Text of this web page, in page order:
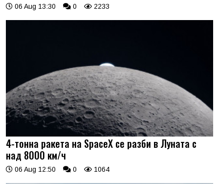
06 Aug 13:30 0 2233
4-тонна ракета на SpaceX се разби в Луната с
над 8000 км/ч
06 Aug 12:50 0 1064